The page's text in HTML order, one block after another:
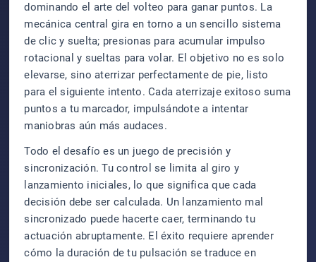
dominando el arte del volteo para ganar puntos. La
mecánica central gira en torno a un sencillo sistema
de clic y suelta; presionas para acumular impulso
rotacional y sueltas para volar. El objetivo no es solo
elevarse, sino aterrizar perfectamente de pie, listo
para el siguiente intento. Cada aterrizaje exitoso suma
puntos a tu marcador, impulsándote a intentar
maniobras aún más audaces.
Todo el desafío es un juego de precisión y
sincronización. Tu control se limita al giro y
lanzamiento iniciales, lo que significa que cada
decisión debe ser calculada. Un lanzamiento mal
sincronizado puede hacerte caer, terminando tu
actuación abruptamente. El éxito requiere aprender
cómo la duración de tu pulsación se traduce en